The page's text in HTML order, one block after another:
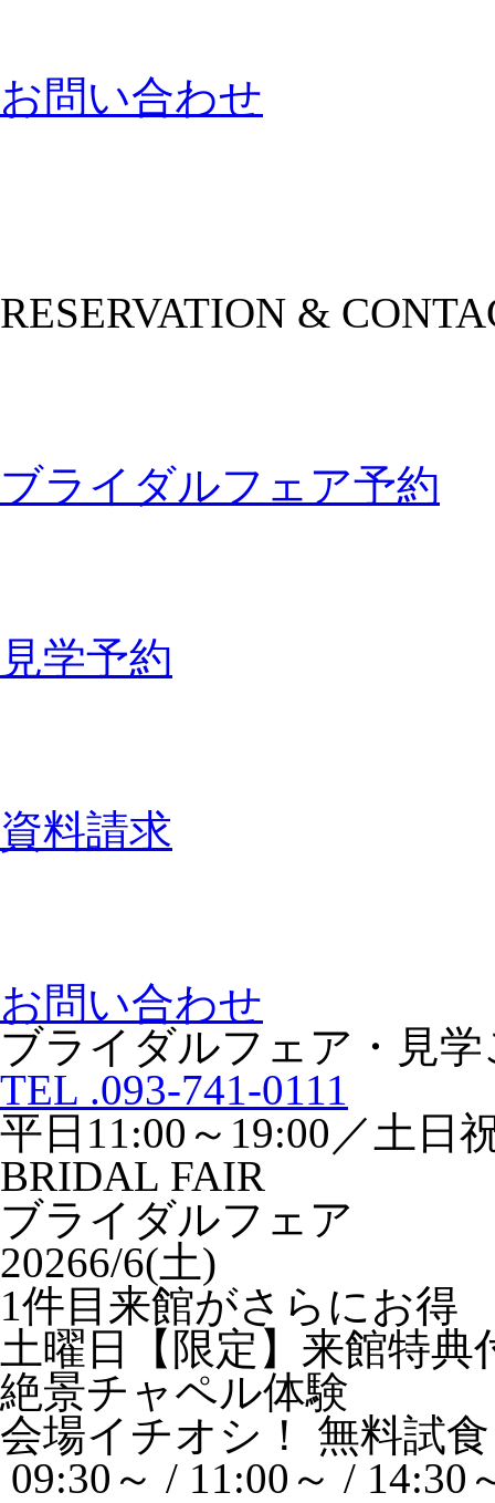
お問い合わせ
RESERVATION &
ブライダルフェア予約
見学予約
資料請求
お問い合わせ
ブライダルフェア・見
TEL .093-741-0111
平日11:00～19:00／土日
BRIDAL FAIR
ブライダルフェア
20266/6(土)
1件目来館がさらにお得
土曜日【限定】来館特
絶景チャペル体験
会場イチオシ！
無料試食
09:30～ / 11:00～ / 14:30